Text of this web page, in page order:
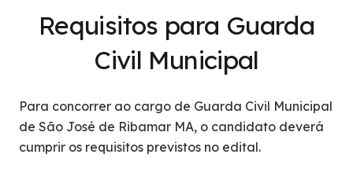
Requisitos para Guarda
Civil Municipal
Para concorrer ao cargo de Guarda Civil Municipal
de São José de Ribamar MA, o candidato deverá
cumprir os requisitos previstos no edital.